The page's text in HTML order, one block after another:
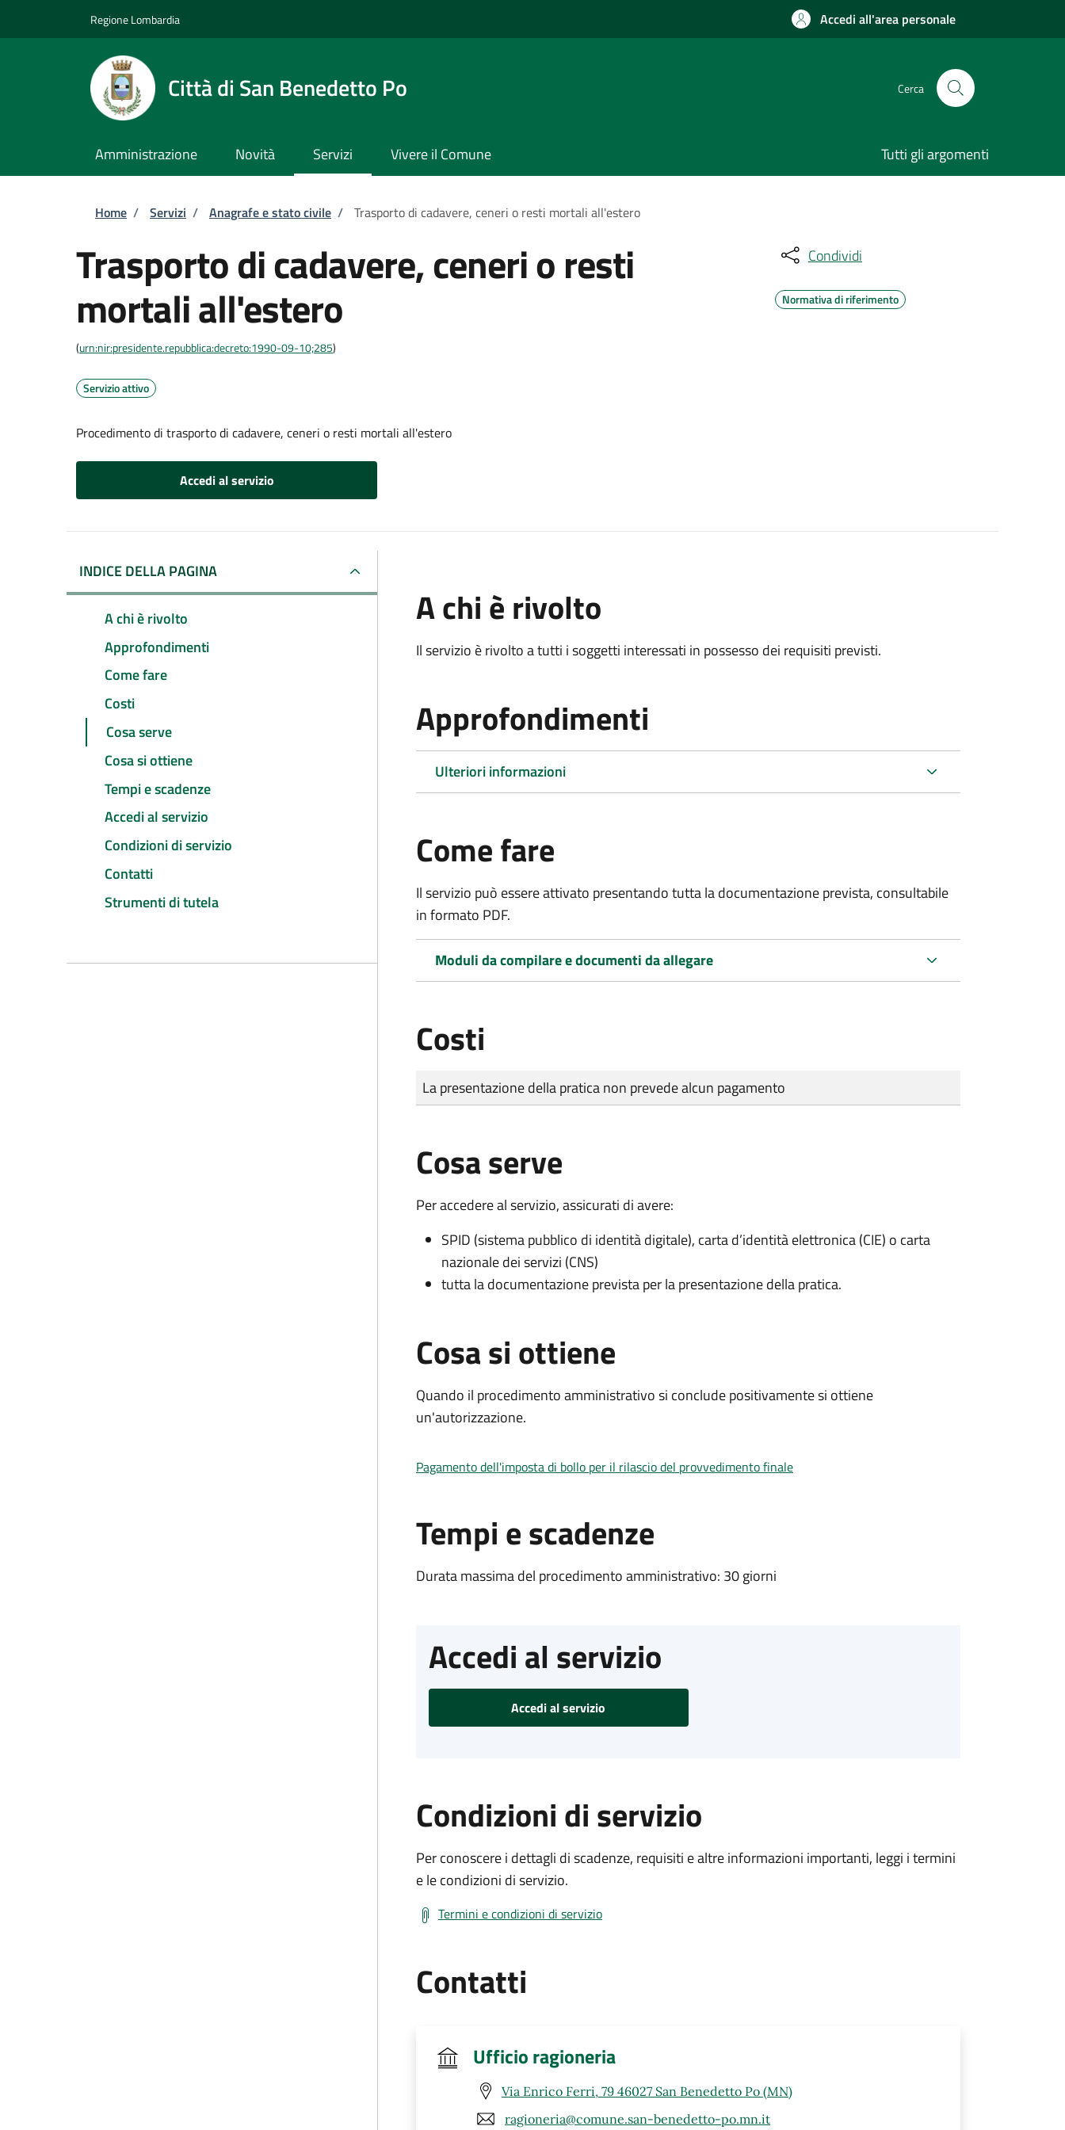
Regione Lombardia Accedi all'area personale
Città di San Benedetto Po Cerca
Amministrazione Novità Servizi Vivere il Comune Tutti gli argomenti
Briciole di pane
Home / Servizi / Anagrafe e stato civile / Trasporto di cadavere, ceneri o resti mortali all'estero
Trasporto di cadavere, ceneri o resti
mortali all'estero
(urn:nir:presidente.repubblica:decreto:1990-09-10;285)
Servizio attivo
Procedimento di trasporto di cadavere, ceneri o resti mortali all'estero
Accedi al servizio
Condividi
Normativa di riferimento
INDICE DELLA PAGINA
A chi è rivolto
Approfondimenti
Come fare
Costi
Cosa serve
Cosa si ottiene
Tempi e scadenze
Accedi al servizio
Condizioni di servizio
Contatti
Strumenti di tutela
A chi è rivolto
Il servizio è rivolto a tutti i soggetti interessati in possesso dei requisiti previsti.
Approfondimenti
Ulteriori informazioni
Come fare
Il servizio può essere attivato presentando tutta la documentazione prevista, consultabile
in formato PDF.
Moduli da compilare e documenti da allegare
Costi
Tipo di pagamento
Importo
La presentazione della pratica non prevede alcun pagamento
Cosa serve
Per accedere al servizio, assicurati di avere:
SPID (sistema pubblico di identità digitale), carta d’identità elettronica (CIE) o carta
nazionale dei servizi (CNS)
tutta la documentazione prevista per la presentazione della pratica.
Cosa si ottiene
Quando il procedimento amministrativo si conclude positivamente si ottiene
un'autorizzazione.
Pagamento dell'imposta di bollo per il rilascio del provvedimento finale
Tempi e scadenze
Durata massima del procedimento amministrativo: 30 giorni
Accedi al servizio
Accedi al servizio
Condizioni di servizio
Per conoscere i dettagli di scadenze, requisiti e altre informazioni importanti, leggi i termini
e le condizioni di servizio.
Termini e condizioni di servizio
Contatti
Ufficio ragioneria
Via Enrico Ferri, 79 46027 San Benedetto Po (MN)
ragioneria@comune.san-benedetto-po.mn.it